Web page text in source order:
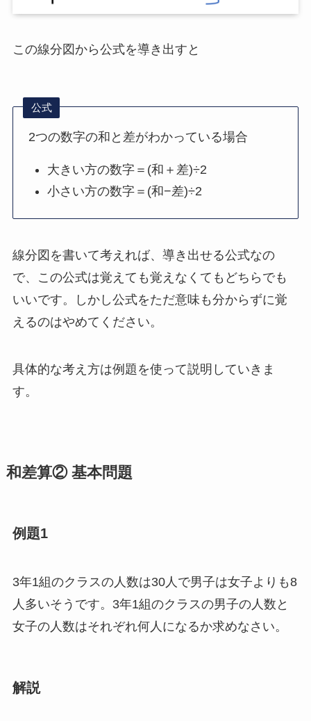
この線分図から公式を導き出すと
公式
2つの数字の和と差がわかっている場合
大きい方の数字＝(和＋差)÷2
小さい方の数字＝(和−差)÷2
線分図を書いて考えれば、導き出せる公式なの
で、この公式は覚えても覚えなくてもどちらでも
いいです。しかし公式をただ意味も分からずに覚
えるのはやめてください。
具体的な考え方は例題を使って説明していきま
す。
和差算② 基本問題
例題1
3年1組のクラスの人数は30人で男子は女子よりも8
人多いそうです。3年1組のクラスの男子の人数と
女子の人数はそれぞれ何人になるか求めなさい。
解説